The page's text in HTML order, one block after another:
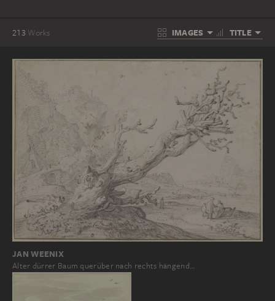
213 Works IMAGES TITLE
JAN WEENIX
Alter dürrer Baum querüber nach rechts hängend…